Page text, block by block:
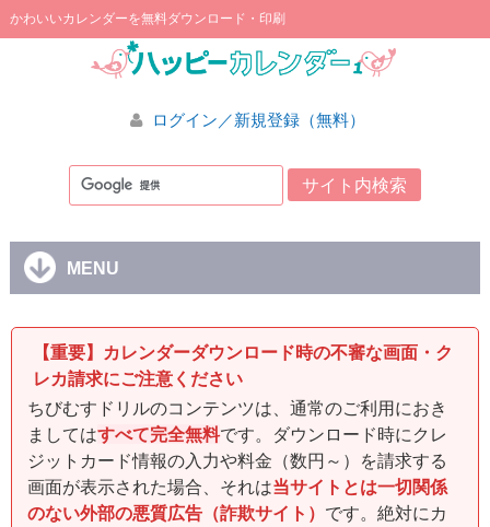
かわいいカレンダーを無料ダウンロード・印刷
ログイン／新規登録（無料）
MENU
【重要】カレンダーダウンロード時の不審な画面・ク
レカ請求にご注意ください
ちびむすドリルのコンテンツは、通常のご利用におき
ましてはすべて完全無料です。ダウンロード時にクレ
ジットカード情報の入力や料金（数円～）を請求する
画面が表示された場合、それは当サイトとは一切関係
のない外部の悪質広告（詐欺サイト） です。絶対にカ